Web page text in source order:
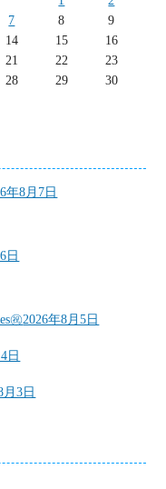
7 8
9
14 15
16
21 22
23
28 29
30
年8月7日
日
㊗2026年8月5日
日
月3日